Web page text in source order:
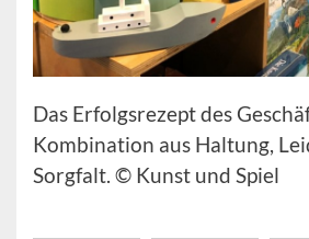
Das Erfolgsrezept des
Kombination aus Haltung,
Sorgfalt. © Kunst und Spiel